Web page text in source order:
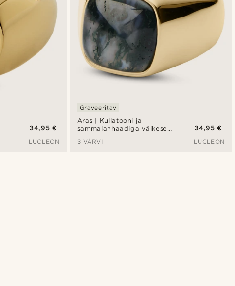
34,95 €
LUCLEON
Aras | Kullatooni ja
sammalahhaadiga väikese
Graveeritav
34,95 €
3 VÄRVI
LUCLEON